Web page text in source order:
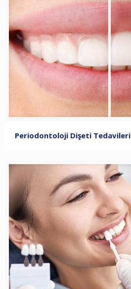
Periodontoloji Dişeti Tedavileri